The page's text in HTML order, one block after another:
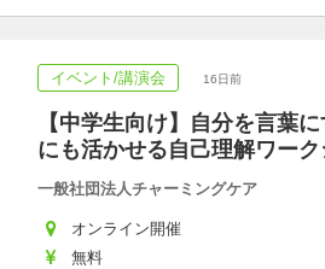
イベント/講演会 16日前
【中学生向け】自分を言葉
にも活かせる自己理解ワー
一般社団法人チャーミングケア
オンライン開催
無料